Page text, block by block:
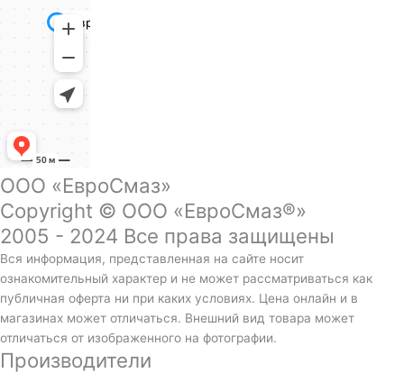
ООО «ЕвроСмаз»
Copyright © ООО «ЕвроСмаз®»
2005 - 2024 Все права защищены
Вся информация, представленная на сайте носит
ознакомительный характер и не может рассматриваться как
публичная оферта ни при каких условиях. Цена онлайн и в
магазинах может отличаться. Внешний вид товара может
отличаться от изображенного на фотографии.
Производители